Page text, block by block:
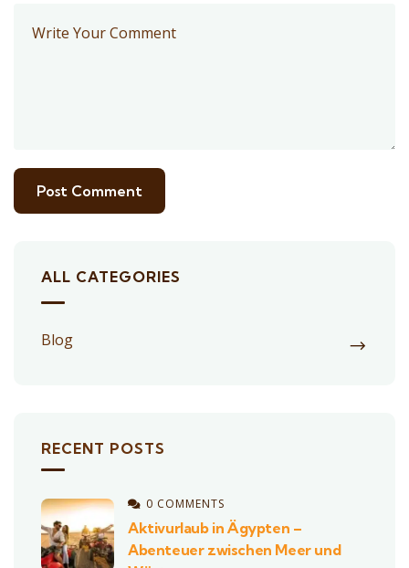
ALL CATEGORIES
Blog
RECENT POSTS
0 COMMENTS
Aktivurlaub in Ägypten –
Abenteuer zwischen Meer und